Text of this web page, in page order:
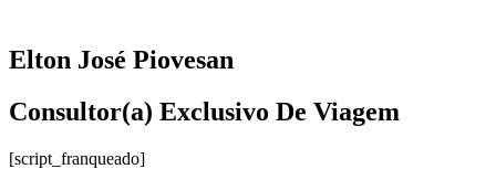
Elton José Piovesan
Consultor(a) Exclusivo De Viagem
[script_franqueado]